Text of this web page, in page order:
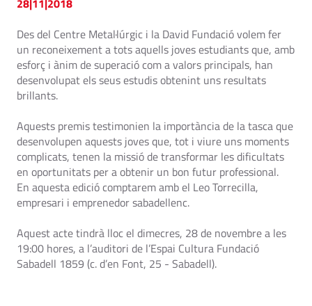
Des del Centre Metal·lúrgic i la David Fundació volem fer
un reconeixement a tots aquells joves estudiants que, amb
esforç i ànim de superació com a valors principals, han
desenvolupat els seus estudis obtenint uns resultats
brillants.
Aquests premis testimonien la importància de la tasca que
desenvolupen aquests joves que, tot i viure uns moments
complicats, tenen la missió de transformar les dificultats
en oportunitats per a obtenir un bon futur professional.
En aquesta edició comptarem amb el Leo Torrecilla,
empresari i emprenedor sabadellenc.
Aquest acte tindrà lloc el dimecres, 28 de novembre a les
19:00 hores, a l’auditori de l’Espai Cultura Fundació
Sabadell 1859 (c. d’en Font, 25 - Sabadell).